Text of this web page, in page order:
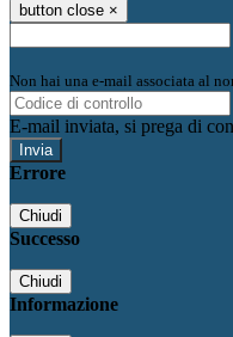
button close ×
Non hai una e-mail associata al
E-mail inviata, si prega di
Errore
Chiudi
Successo
Chiudi
Informazione